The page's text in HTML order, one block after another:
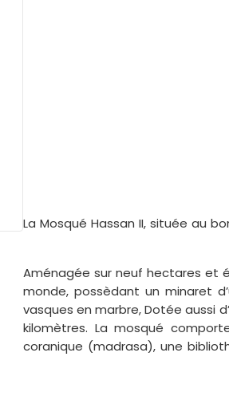
La Mosqué Hassan II, située au
Aménagée sur neuf hectares et
monde, possèdant un minaret
vasques en marbre, Dotée aussi
kilomètres. La mosqué
coranique (madrasa), une